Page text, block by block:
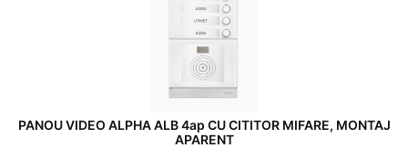
PANOU VIDEO ALPHA ALB 4ap CU CITITOR MIFARE, MONTAJ
APARENT